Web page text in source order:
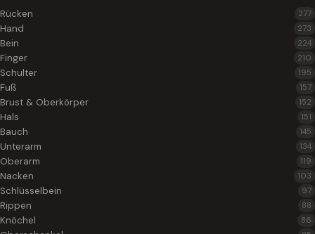
Rücken 277
Hand 273
Bein 224
Finger 210
Schulter 195
Fuß 157
Brust & Oberkörper 152
Hals 151
Bauch 145
Unterarm 134
Oberarm 119
Nacken 103
Schlüsselbein 97
Rippen 88
Knöchel 86